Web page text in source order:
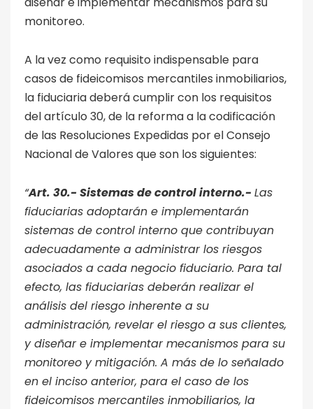
monitoreo.
A la vez como requisito indispensable para
casos de fideicomisos mercantiles inmobiliarios,
la fiduciaria deberá cumplir con los requisitos
del artículo 30, de la reforma a la codificación
de las Resoluciones Expedidas por el Consejo
Nacional de Valores que son los siguientes:
“Art. 30.- Sistemas de control interno.- Las
fiduciarias adoptarán e implementarán
sistemas de control interno que contribuyan
adecuadamente a administrar los riesgos
asociados a cada negocio fiduciario. Para tal
efecto, las fiduciarias deberán realizar el
análisis del riesgo inherente a su
administración, revelar el riesgo a sus clientes,
y diseñar e implementar mecanismos para su
monitoreo y mitigación. A más de lo señalado
en el inciso anterior, para el caso de los
fideicomisos mercantiles inmobiliarios, la